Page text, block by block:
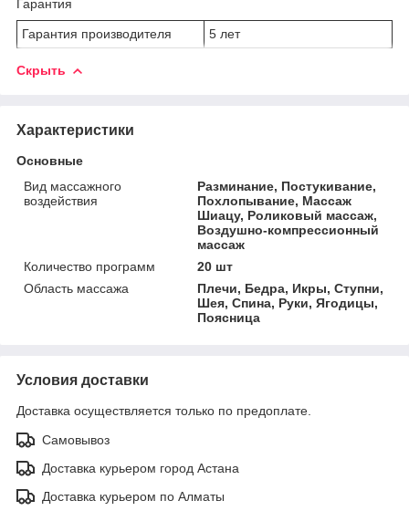
Гарантия
Гарантия производителя 5 лет
Скрыть
Характеристики
Основные
Вид массажного
воздействия
Разминание, Постукивание,
Похлопывание, Массаж
Шиацу, Роликовый массаж,
Воздушно-компрессионный
массаж
Количество программ
20 шт
Область массажа
Плечи, Бедра, Икры, Ступни,
Шея, Спина, Руки, Ягодицы,
Поясница
Условия доставки
Доставка осуществляется только по предоплате.
Самовывоз
Доставка курьером город Астана
Доставка курьером по Алматы